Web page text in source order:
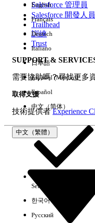
經驗
Salesforce 管理員
Salesforce 開發人員
Trailhead
訓練
Trust
SUPPORT &
需要協助嗎？尋找更多
取得支援
技術提供者Experience
中文（繁體）
English
Français
Deutsch
Italiano
日本語
Español (México)
Español
中文（简体）
Select Org
한국어
Русский